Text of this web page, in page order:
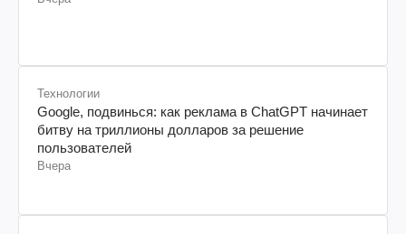
Технологии
Google, подвинься: как реклама в ChatGPT начинает
битву на триллионы долларов за решение
пользователей
Вчера